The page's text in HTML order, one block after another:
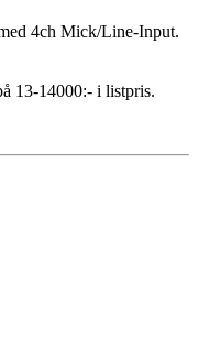
4ch Mick/Line-Input.
13-14000:- i listpris.